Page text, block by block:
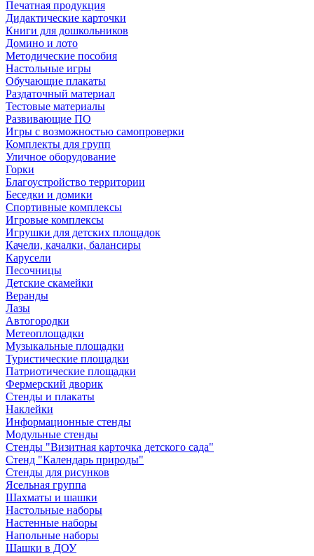
Печатная продукция
Дидактические карточки
Книги для дошкольников
Домино и лото
Методические пособия
Настольные игры
Обучающие плакаты
Раздаточный материал
Тестовые материалы
Развивающие ПО
Игры с возможностью самопроверки
Комплекты для групп
Уличное оборудование
Горки
Благоустройство территории
Беседки и домики
Спортивные комплексы
Игровые комплексы
Игрушки для детских площадок
Качели, качалки, балансиры
Карусели
Песочницы
Детские скамейки
Веранды
Лазы
Автогородки
Метеоплощадки
Музыкальные площадки
Туристические площадки
Патриотические площадки
Фермерский дворик
Стенды и плакаты
Наклейки
Информационные стенды
Модульные стенды
Стенды "Визитная карточка детского сада"
Стенд "Календарь природы"
Стенды для рисунков
Ясельная группа
Шахматы и шашки
Настольные наборы
Настенные наборы
Напольные наборы
Шашки в ДОУ